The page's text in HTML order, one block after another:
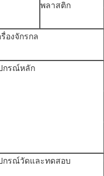
พลาสติก
รื่องจักรกล
กรณ์หลัก
กรณ์วัดและทดสอบ